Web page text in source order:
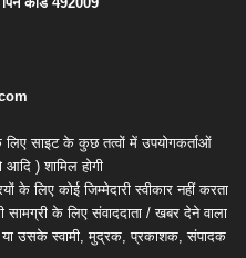
लिए साइट के कुछ तत्वों में उपयोगकर्ताओं
आदि ) शामिल होगी
के लिए कोई जिम्मेदारी स्वीकार नहीं करता
सामग्री के लिए संवाददाता / खबर देने वाला
या उसके स्वामी, मुद्रक, प्रकाशक, संपादक